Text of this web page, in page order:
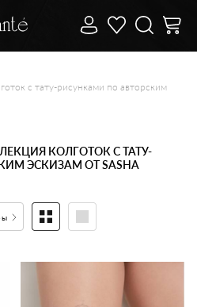
с тату-рисунками по авторским
КОЛГОТОК С ТАТУ-
ЭСКИЗАМ ОТ SASHA